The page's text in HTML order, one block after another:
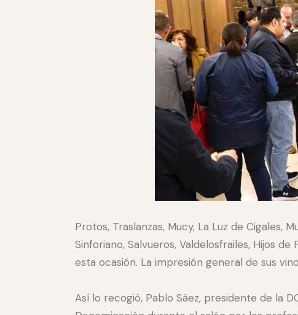
Protos, Traslanzas, Mucy, La Luz de Cigales,
Sinforiano, Salvueros, Valdelosfrailes, Hijos
esta ocasión. La impresión general de sus
Así lo recogió, Pablo Sáez, presidente de la